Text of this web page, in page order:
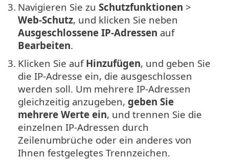
3. Navigieren Sie zu Schutzfunktionen >
Web-Schutz, und klicken Sie neben
Ausgeschlossene IP-Adressen auf
Bearbeiten.
3. Klicken Sie auf Hinzufügen, und geben Sie
die IP-Adresse ein, die ausgeschlossen
werden soll. Um mehrere IP-Adressen
gleichzeitig anzugeben, geben Sie
mehrere Werte ein, und trennen Sie die
einzelnen IP-Adressen durch
Zeilenumbrüche oder ein anderes von
Ihnen festgelegtes Trennzeichen.